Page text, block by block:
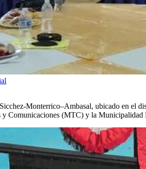
Monterrico–Ambasal, ubicado en el
y Comunicaciones (MTC) y la Municipalidad